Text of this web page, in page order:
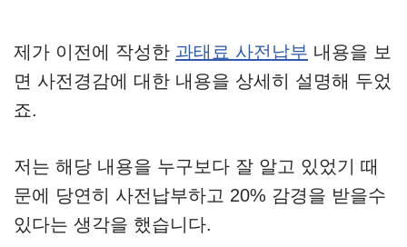
제가 이전에 작성한 과태료 사전납부 내용을 보
면 사전경감에 대한 내용을 상세히 설명해 두었
죠.
저는 해당 내용을 누구보다 잘 알고 있었기 때
문에 당연히 사전납부하고 20% 감경을 받을수
있다는 생각을 했습니다.